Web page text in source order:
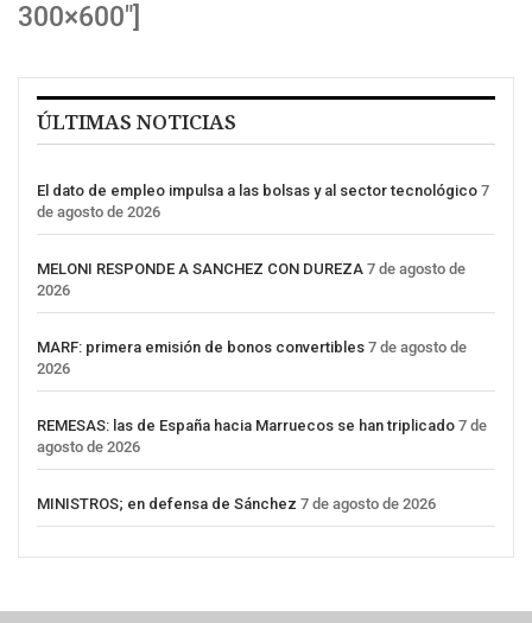
300×600″]
ÚLTIMAS NOTICIAS
El dato de empleo impulsa a las bolsas y al sector tecnológico 7
de agosto de 2026
MELONI RESPONDE A SANCHEZ CON DUREZA 7 de agosto de
2026
MARF: primera emisión de bonos convertibles 7 de agosto de
2026
REMESAS: las de España hacia Marruecos se han triplicado 7 de
agosto de 2026
MINISTROS; en defensa de Sánchez 7 de agosto de 2026